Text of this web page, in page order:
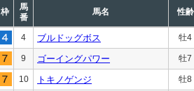
枠
馬
番
馬名 性齢
4 ブルドッグボス 牡4
9 ゴーイングパワー 牡7
10 トキノゲンジ 牡8